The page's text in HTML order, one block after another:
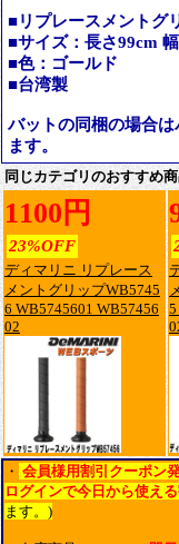
■リプレースメントグ
■サイズ：長さ99cm
■色：ゴールド
■台湾製
バットの同梱の場合
ます。
同じカテゴリのおすすめ
1100円
23%OFF
ディマリニ リプレース
メントグリップWB5745
6 WB5745601 WB57456
02
・ 会員様用割引クーポン
ログインで今日から使え
ます。)